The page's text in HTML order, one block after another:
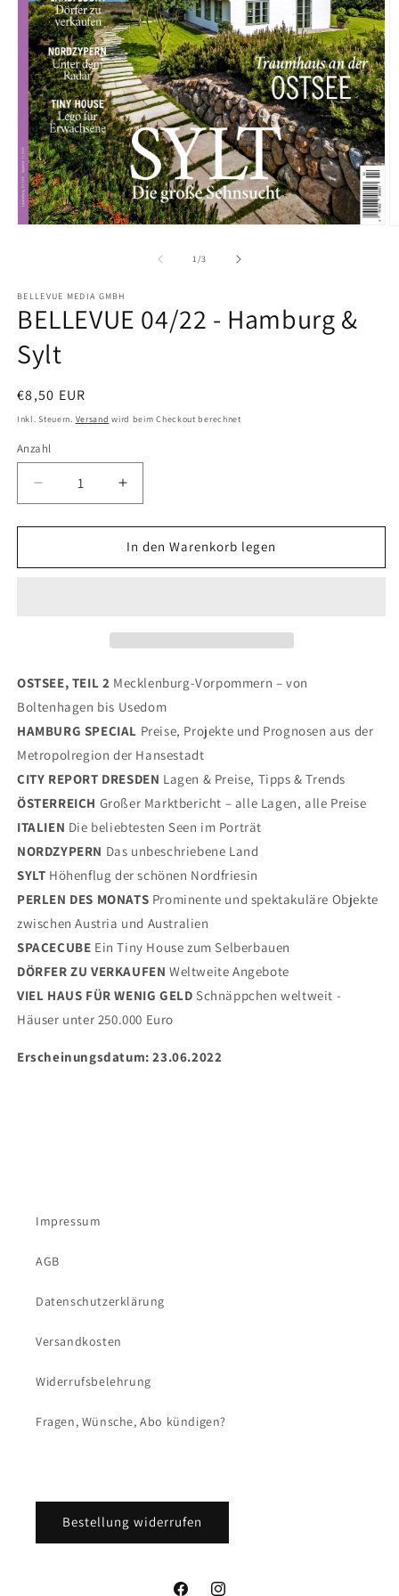
1/von
3
BELLEVUE MEDIA GMBH
BELLEVUE 04/22 - Hamburg &
Sylt
Normaler
Preis
€8,50 EUR
Inkl. Steuern. Versand wird beim Checkout berechnet
Anzahl
Verringern
Sie
die
für
Sylt
Erhöhen
Sie
die
Menge
für
Sylt
In den Warenkorb legen
OSTSEE, TEIL 2 Mecklenburg-Vorpommern – von
Boltenhagen bis Usedom
HAMBURG SPECIAL Preise, Projekte und Prognosen aus der
Metropolregion der Hansestadt
CITY REPORT DRESDEN Lagen & Preise, Tipps & Trends
ÖSTERREICH Großer Marktbericht – alle Lagen, alle Preise
ITALIEN Die beliebtesten Seen im Porträt
NORDZYPERN Das unbeschriebene Land
SYLT Höhenflug der schönen Nordfriesin
PERLEN DES MONATS Prominente und spektakuläre Objekte
zwischen Austria und Australien
SPACECUBE Ein Tiny House zum Selberbauen
DÖRFER ZU VERKAUFEN Weltweite Angebote
VIEL HAUS FÜR WENIG GELD Schnäppchen weltweit -
Häuser unter 250.000 Euro
Erscheinungsdatum: 23.06.2022
Impressum
AGB
Datenschutzerklärung
Versandkosten
Widerrufsbelehrung
Fragen, Wünsche, Abo kündigen?
Bestellung widerrufen